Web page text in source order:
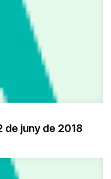
de juny de 2018